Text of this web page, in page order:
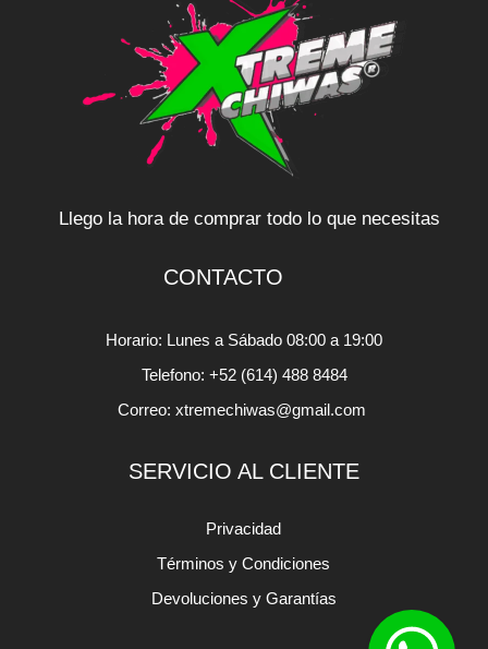
Llego la hora de comprar todo lo que necesitas
CONTACTO
Horario: Lunes a Sábado 08:00 a 19:00
Telefono: +52 (614) 488 8484
Correo: xtremechiwas@gmail.com
SERVICIO AL CLIENTE
Privacidad
Términos y Condiciones
Devoluciones y Garantías